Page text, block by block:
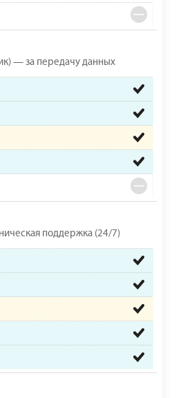
— за передачу данных
поддержка (24/7)